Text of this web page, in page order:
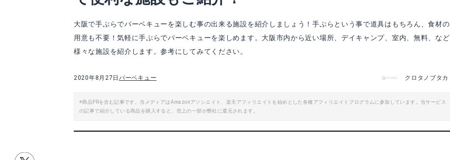
大阪で手ぶらでバーベキューを楽しむ事の出来る施設を紹介しましょう！手ぶらという事で道具はもちろん、食材の
用意も不要！気軽に手ぶらでバーベキューを楽しめます。大阪市内から近い場所、デイキャンプ、室内、無料、など
様々な施設を紹介します。参考にしてみてください。
2020年8月27日 バーベキュー クロタノブタカ
※商品PRを含む記事です。当メディアはAmazonアソシエイト、楽天アフィリエイトを始めとした各種アフィリエイトプログラムに参加しています。当サービス
の記事で紹介している商品を購入すると、売上の一部が弊社に還元されます。